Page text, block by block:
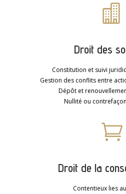

Droit des
Constitution et suivi
Gestion des conflits entre
Dépôt et
Nullité ou

Droit de la
Contentieux lies